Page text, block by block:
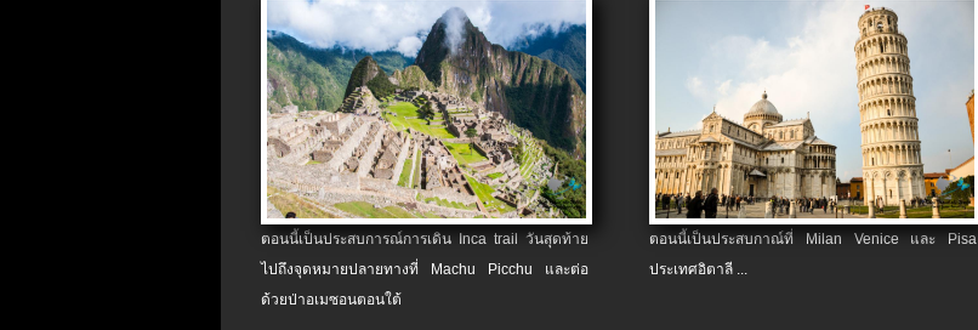
ตอนนี้เป็นประสบการณ์การเดิน Inca trail วันสุดท้าย
ไปถึงจุดหมายปลายทางที่ Machu Picchu และต่อ
ด้วยป่าอเมซอนตอนใต้
ตอนนี้เป็นประสบกาณ์ที่ Milan Venice และ Pisa
ประเทศอิตาลี ...